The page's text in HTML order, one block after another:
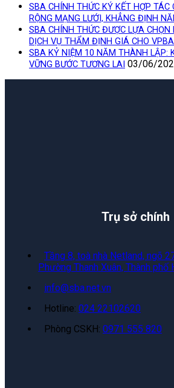
SBA CHÍNH THỨC KÝ KẾT HỢP TÁC
RỘNG MẠNG LƯỚI, KHẲNG ĐỊNH
SBA CHÍNH THỨC ĐƯỢC LỰA CHỌN
DỊCH VỤ THẨM ĐỊNH GIÁ CHO
SBA KỶ NIỆM 10 NĂM THÀNH LẬP:
VỮNG BƯỚC TƯƠNG LAI 03/06/
Trụ sở chính
Tầng 8, toà nhà Netland, ngõ
Phường Thanh Xuân, Thành phố
info@sba.net.vn
Hotline: 024 22102620
Phòng CSKH: 0971 555 820